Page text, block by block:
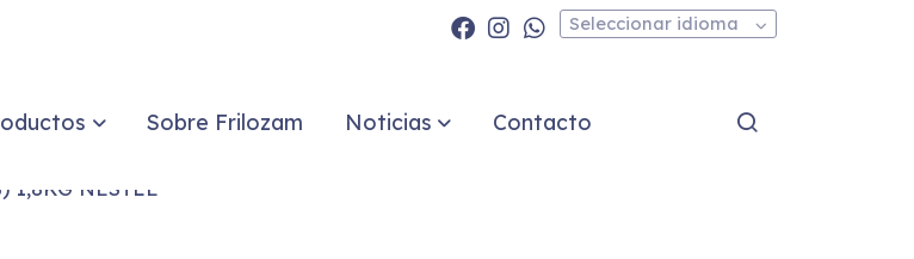
Seleccionar idioma
Sobre Frilozam Noticias Contacto
1,8KG NESTLE